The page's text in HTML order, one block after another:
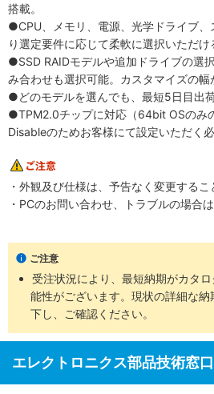
搭載。
●CPU、メモリ、電源、光学ドライブ、
り選定要件に応じて柔軟に選択いただけ
●SSD RAIDモデルや追加ドライブの選
み合わせも選択可能。カスタマイズの幅
●どのモデルを選んでも、最短5日目出荷
●TPM2.0チップに対応（64bit OSのみ
Disableのためお客様にて設定いただく
・外観及び仕様は、予告なく変更するこ
・PCのお問い合わせ、トラブルの場合は
ご注意
受注状況により、最短納期がカタ
能性がございます。現状の詳細な
下し、ご確認ください。
エレクトロニクス部品技術窓口